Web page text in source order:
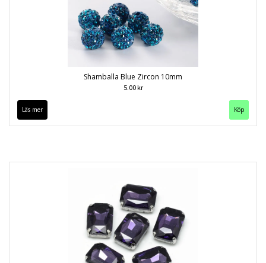
Shamballa Blue Zircon 10mm
5.00 kr
Läs mer Köp